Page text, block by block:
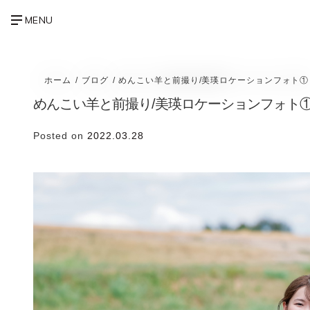
ホーム ブログ めんこい羊と前撮り/美瑛ロケーションフォト①
めんこい羊と前撮り/美瑛ロケーションフォト
Posted on 2022.03.28